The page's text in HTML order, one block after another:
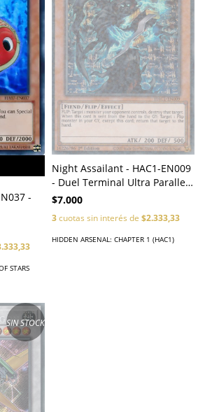
-
STARS
Night Assailant - HAC1-EN009
- Duel Terminal Ultra Parallel
Rare
$7.000
3cuotas sin interés de $2.333,33
HIDDEN ARSENAL: CHAPTER 1 (HAC1)
SIN STOCK